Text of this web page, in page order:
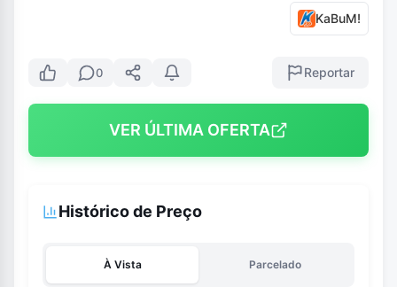
KaBuM!
0 Reportar
VER ÚLTIMA OFERTA
Histórico de Preço
À Vista Parcelado